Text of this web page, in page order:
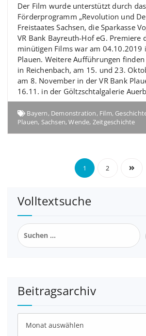
Der Film wurde unterstützt durch das
Förderprogramm „Revolution und
Freistaates Sachsen, die Sparkasse
VR Bank Bayreuth-Hof eG. Premiere
minütigen Films war am 04.10.2019
Plauen. Weitere Aufführungen
in Reichenbach, am 15. und 23.
am 8. November in der VR Bank
16.11. in der Göltzschtalgalerie
Bayern, Demonstration, Film,
Plauen, Sachsen,Wende, Zeitgeschichte
1 2
Volltextsuche
Beitragsarchiv